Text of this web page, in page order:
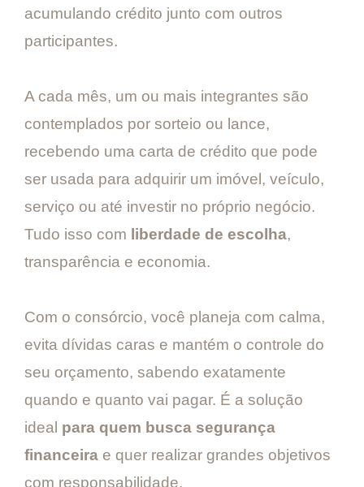
acumulando crédito junto com outros
participantes.
A cada mês, um ou mais integrantes são
contemplados por sorteio ou lance,
recebendo uma carta de crédito que pode
ser usada para adquirir um imóvel, veículo,
serviço ou até investir no próprio negócio.
Tudo isso com liberdade de escolha,
transparência e economia.
Com o consórcio, você planeja com calma,
evita dívidas caras e mantém o controle do
seu orçamento, sabendo exatamente
quando e quanto vai pagar. É a solução
ideal para quem busca segurança
financeira e quer realizar grandes objetivos
com responsabilidade.